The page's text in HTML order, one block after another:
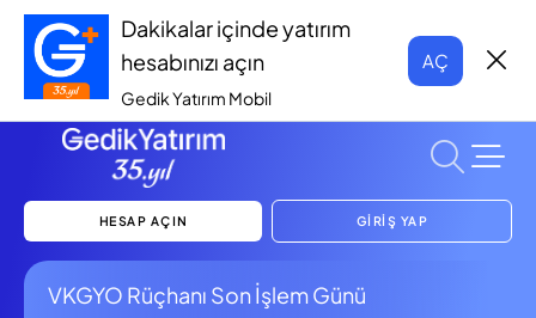
Dakikalar içinde yatırım
hesabınızı açın
Gedik Yatırım Mobil
AÇ
HESAP AÇIN GİRİŞ YAP
VKGYO Rüçhanı Son İşlem Günü